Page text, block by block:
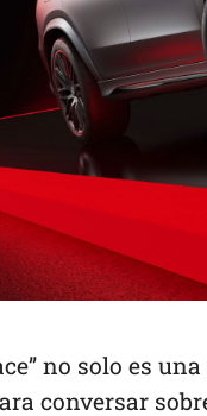
no solo es
conversar